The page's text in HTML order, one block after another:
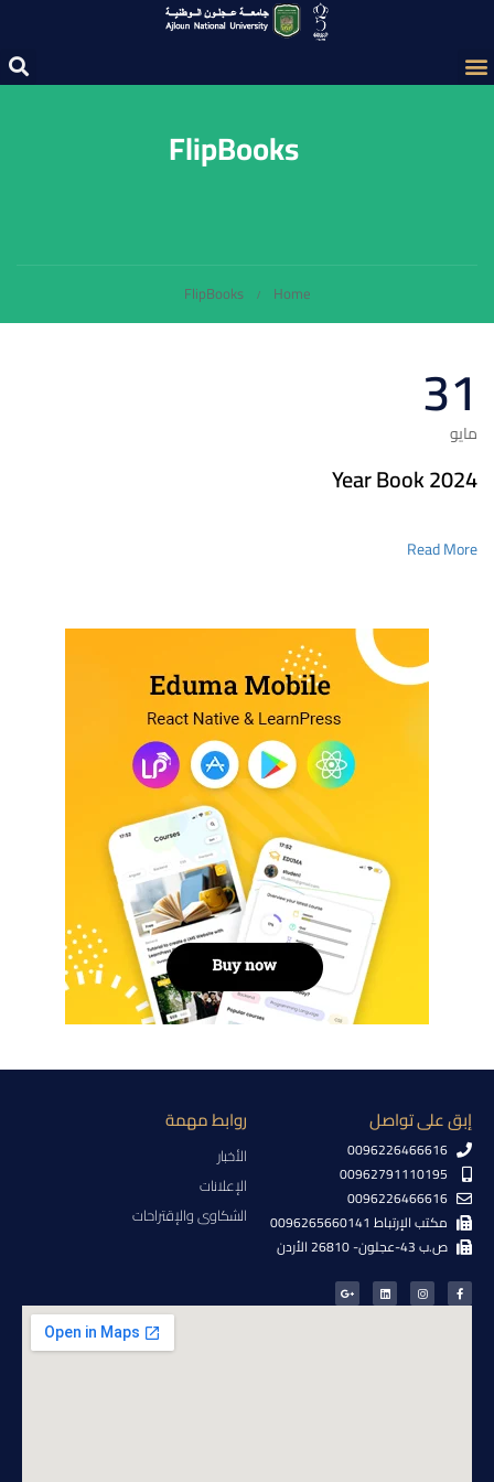
FlipBooks
Home
FlipBooks
31
مايو
Year Book 2024
Read More
إبق على تواصل
0096226466616
00962791110195
0096226466616
مكتب الإرتباط 0096265660141
ص.ب 43-عجلون- 26810 الأردن
روابط مهمة
الأخبار
الإعلانات
الشكاوى والإقتراحات